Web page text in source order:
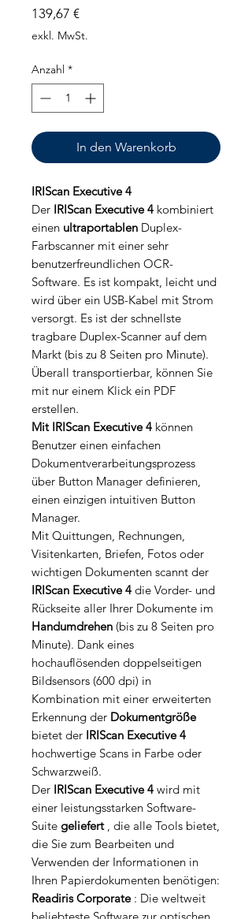
139,67 €Preis
exkl. MwSt.
Anzahl *
In den Warenkorb
IRIScan Executive 4
Der IRIScan Executive 4 kombiniert
einen ultraportablen Duplex-
Farbscanner mit einer sehr
benutzerfreundlichen OCR-
Software. Es ist kompakt, leicht und
wird über ein USB-Kabel mit Strom
versorgt. Es ist der schnellste
tragbare Duplex-Scanner auf dem
Markt (bis zu 8 Seiten pro Minute).
Überall transportierbar, können Sie
mit nur einem Klick ein PDF
erstellen.
Mit IRIScan Executive 4 können
Benutzer einen einfachen
Dokumentverarbeitungsprozess
über Button Manager definieren,
einen einzigen intuitiven Button
Manager.
Mit Quittungen, Rechnungen,
Visitenkarten, Briefen, Fotos oder
wichtigen Dokumenten scannt der
IRIScan Executive 4 die Vorder- und
Rückseite aller Ihrer Dokumente im
Handumdrehen (bis zu 8 Seiten pro
Minute). Dank eines
hochauflösenden doppelseitigen
Bildsensors (600 dpi) in
Kombination mit einer erweiterten
Erkennung der Dokumentgröße
bietet der IRIScan Executive 4
hochwertige Scans in Farbe oder
Schwarzweiß.
Der IRIScan Executive 4 wird mit
einer leistungsstarken Software-
Suite geliefert, die alle Tools bietet,
die Sie zum Bearbeiten und
Verwenden der Informationen in
Ihren Papierdokumenten benötigen:
Readiris Corporate: Die weltweit